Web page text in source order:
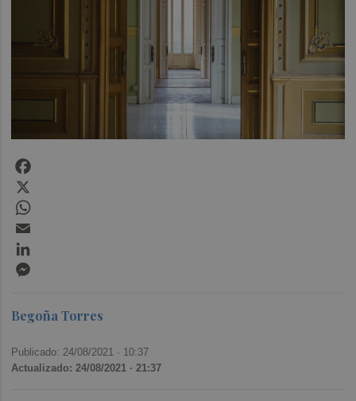
Begoña Torres
Publicado: 24/08/2021 · 10:37
Actualizado: 24/08/2021 · 21:37